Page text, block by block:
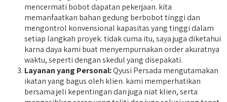
mencermati bobot dapatan pekerjaan. kita
memanfaatkan bahan gedung berbobot tinggi dan
mengontrol konvensional kapasitas yang tinggi dalam
setiap langkah proyek. tidak cuma itu, saya juga diketahui
karna daya kami buat menyempurnakan order akuratnya
waktu, seperti dengan skedul yang disepakati.
Layanan yang Personal:Qyusi Persada mengutamakan
ikatan yang bagus oleh klien. kami memperhatikan
bersama jeli kepentingan dan juga niat klien, serta